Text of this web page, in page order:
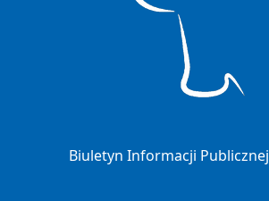
Biuletyn Informacji Publicznej